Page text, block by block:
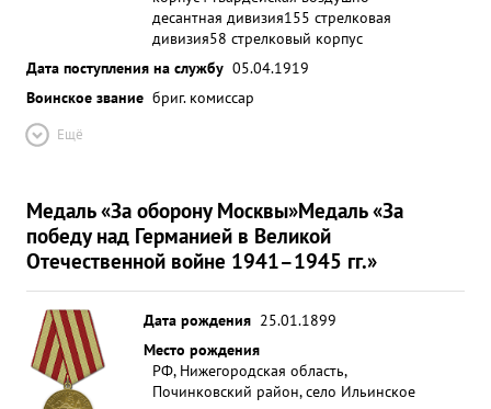
десантная дивизия155 стрелковая
дивизия58 стрелковый корпус
Дата поступления на службу 05.04.1919
Воинское звание бриг. комиссар
Ещё
Медаль «За оборону Москвы»Медаль «За
победу над Германией в Великой
Отечественной войне 1941–1945 гг.»
Дата рождения 25.01.1899
Место рождения
РФ, Нижегородская область,
Починковский район, село Ильинское